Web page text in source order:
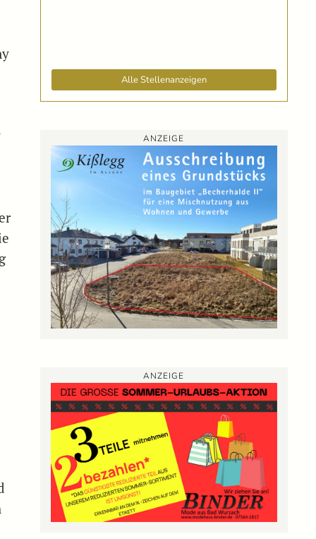
Alle Stellenanzeigen
ANZEIGE
ANZEIGE